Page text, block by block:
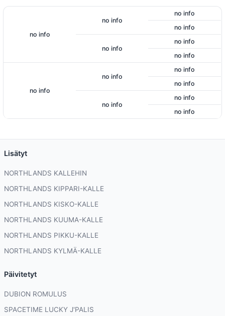
no info
no info
no info
no info
no info
no info
no info
no info
no info
no info
no info
no info
no info
no info
Lisätyt
NORTHLANDS KALLEHIN
NORTHLANDS KIPPARI-KALLE
NORTHLANDS KISKO-KALLE
NORTHLANDS KUUMA-KALLE
NORTHLANDS PIKKU-KALLE
NORTHLANDS KYLMÄ-KALLE
Päivitetyt
DUBION ROMULUS
SPACETIME LUCKY J'PALIS